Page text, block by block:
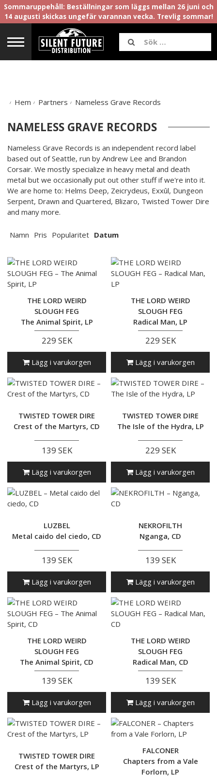
Sommaruppehåll: Beställningar som läggs mellan 26 juni och
14 augusti skickas ungefär varannan vecka. Trevlig sommar!
Hem Partners Nameless Grave Records
NAMELESS GRAVE RECORDS
Nameless Grave Records is an independent record label
based out of Seattle, run by Andrew Lee and Brandon
Corsair. We mostly specialize in heavy metal and death
metal but we occasionally put out other stuff if we're into it.
We are home to: Helms Deep, Zeicrydeus, Exxûl, Dungeon
Serpent, Drawn and Quartered, Blizaro, Twisted Tower Dire
and many more.
Namn Pris Popularitet Datum
THE LORD WEIRD
SLOUGH FEG
The Animal Spirit, LP
229 SEK
Lägg i varukorgen
THE LORD WEIRD
SLOUGH FEG
Radical Man, LP
229 SEK
Lägg i varukorgen
TWISTED TOWER DIRE
Crest of the Martyrs, CD
139 SEK
Lägg i varukorgen
TWISTED TOWER DIRE
The Isle of the Hydra, LP
229 SEK
Lägg i varukorgen
LUZBEL
Metal caido del ciedo, CD
139 SEK
Lägg i varukorgen
NEKROFILTH
Nganga, CD
139 SEK
Lägg i varukorgen
THE LORD WEIRD
SLOUGH FEG
The Animal Spirit, CD
139 SEK
Lägg i varukorgen
THE LORD WEIRD
SLOUGH FEG
Radical Man, CD
139 SEK
Lägg i varukorgen
TWISTED TOWER DIRE
Crest of the Martyrs, LP
FALCONER
Chapters from a Vale
Forlorn, LP